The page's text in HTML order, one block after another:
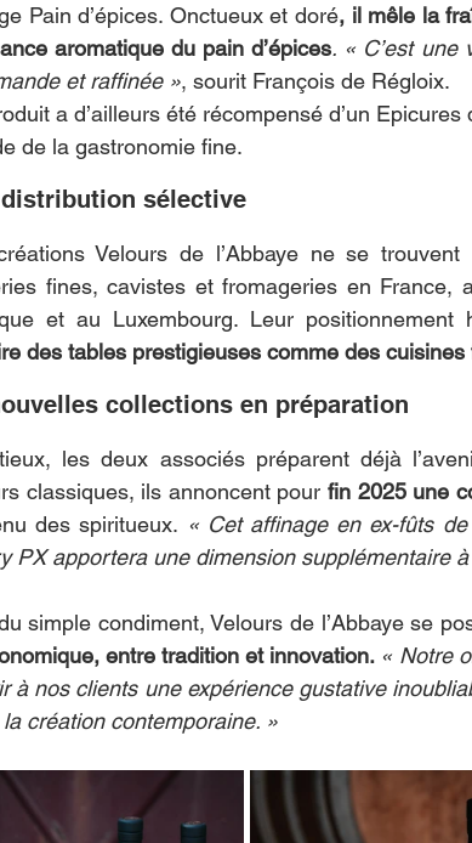
Pain d’épices. Onctueux et doré, il mêle la
aromatique du pain d’épices. « C’est une
et raffinée », sourit François de Régloix.
a d’ailleurs été récompensé d’un
de la gastronomie fine.
distribution sélective
Velours de l’Abbaye ne se
fines, cavistes et fromageries en France,
des tables prestigieuses comme des cuisines
collections en préparation
les deux associés préparent déjà
classiques, ils annoncent pour fin 2025 une
des spiritueux. « Cet affinage en ex-fûts
PX apportera une dimension supplémentaire
simple condiment, Velours de l’Abbaye se
entre tradition et innovation. « Notre
à nos clients une expérience gustative
création contemporaine. »